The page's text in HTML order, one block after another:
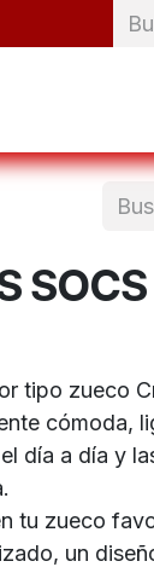
tipo zueco
cómoda,
día a día y
tu zueco
un